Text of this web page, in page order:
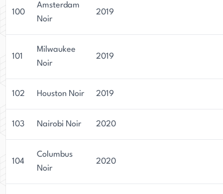
100
Amsterdam
Noir
2019
101
Milwaukee
Noir
2019
102 Houston Noir 2019
103 Nairobi Noir 2020
104
Columbus
Noir
2020